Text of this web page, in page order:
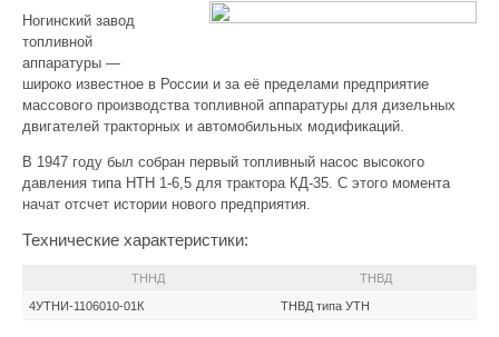
Ногинский завод
топливной
аппаратуры —
широко известное в России и за её пределами предприятие
массового производства топливной аппаратуры для дизельных
двигателей тракторных и автомобильных модификаций.
В 1947 году был собран первый топливный насос высокого
давления типа НТН 1-6,5 для трактора КД-35. С этого момента
начат отсчет истории нового предприятия.
Технические характеристики:
ТННД ТНВД
4УТНИ-1106010-01К ТНВД типа УТН